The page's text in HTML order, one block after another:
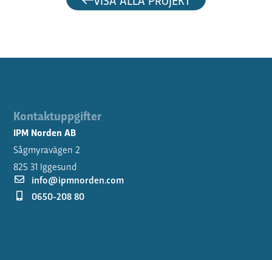
Kontaktuppgifter
IPM Norden AB
Sågmyravägen 2
825 31 Iggesund
info@ipmnorden.com
0650-208 80